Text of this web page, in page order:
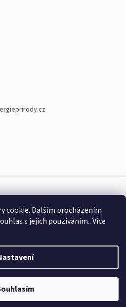
cookie. Dalším procházením
s jejich používáním.. Více
Štefan Mazáň
. Všechna práva vyhrazena.